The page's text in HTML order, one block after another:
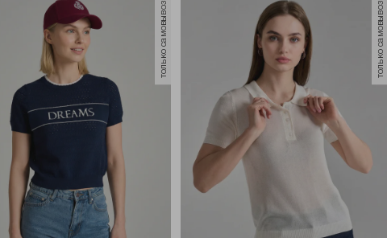
только самовывоз только самовывоз